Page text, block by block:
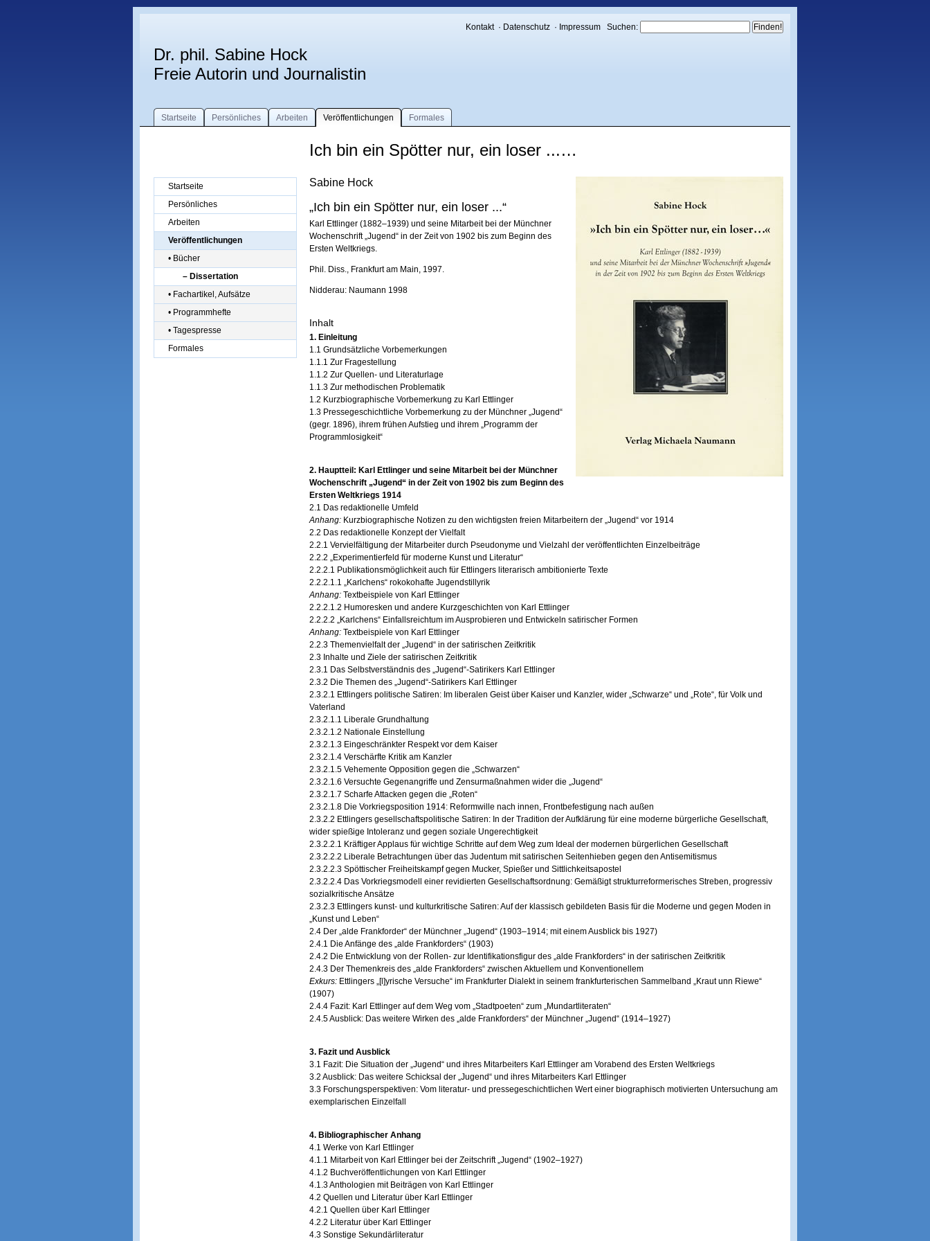
Kontakt · Datenschutz · Impressum Suchen:
Dr. phil. Sabine Hock
Freie Autorin und Journalistin
Startseite Persönliches Arbeiten Veröffentlichungen Formales
Ich bin ein Spötter nur, ein loser ...…
Sabine Hock
„Ich bin ein Spötter nur, ein loser ...“
Karl Ettlinger (1882–1939) und seine Mitarbeit bei der Münchner
Wochenschrift „Jugend“ in der Zeit von 1902 bis zum Beginn des
Ersten Weltkriegs.
Phil. Diss., Frankfurt am Main, 1997.
Nidderau: Naumann 1998
Inhalt
1. Einleitung
1.1 Grundsätzliche Vorbemerkungen
1.1.1 Zur Fragestellung
1.1.2 Zur Quellen- und Literaturlage
1.1.3 Zur methodischen Problematik
1.2 Kurzbiographische Vorbemerkung zu Karl Ettlinger
1.3 Pressegeschichtliche Vorbemerkung zu der Münchner „Jugend“
(gegr. 1896), ihrem frühen Aufstieg und ihrem „Programm der
Programmlosigkeit“
2. Hauptteil: Karl Ettlinger und seine Mitarbeit bei der Münchner
Wochenschrift „Jugend“ in der Zeit von 1902 bis zum Beginn des
Ersten Weltkriegs 1914
2.1 Das redaktionelle Umfeld
Anhang:Kurzbiographische Notizen zu den wichtigsten freien Mitarbeitern der „Jugend“ vor 1914
2.2 Das redaktionelle Konzept der Vielfalt
2.2.1 Vervielfältigung der Mitarbeiter durch Pseudonyme und Vielzahl der veröffentlichten Einzelbeiträge
2.2.2 „Experimentierfeld für moderne Kunst und Literatur“
2.2.2.1 Publikationsmöglichkeit auch für Ettlingers literarisch ambitionierte Texte
2.2.2.1.1 „Karlchens“ rokokohafte Jugendstillyrik
Anhang:Textbeispiele von Karl Ettlinger
2.2.2.1.2 Humoresken und andere Kurzgeschichten von Karl Ettlinger
2.2.2.2 „Karlchens“ Einfallsreichtum im Ausprobieren und Entwickeln satirischer Formen
Anhang:Textbeispiele von Karl Ettlinger
2.2.3 Themenvielfalt der „Jugend“ in der satirischen Zeitkritik
2.3 Inhalte und Ziele der satirischen Zeitkritik
2.3.1 Das Selbstverständnis des „Jugend“-Satirikers Karl Ettlinger
2.3.2 Die Themen des „Jugend“-Satirikers Karl Ettlinger
2.3.2.1 Ettlingers politische Satiren: Im liberalen Geist über Kaiser und Kanzler, wider „Schwarze“ und „Rote“, für Volk und
Vaterland
2.3.2.1.1 Liberale Grundhaltung
2.3.2.1.2 Nationale Einstellung
2.3.2.1.3 Eingeschränkter Respekt vor dem Kaiser
2.3.2.1.4 Verschärfte Kritik am Kanzler
2.3.2.1.5 Vehemente Opposition gegen die „Schwarzen“
2.3.2.1.6 Versuchte Gegenangriffe und Zensurmaßnahmen wider die „Jugend“
2.3.2.1.7 Scharfe Attacken gegen die „Roten“
2.3.2.1.8 Die Vorkriegsposition 1914: Reformwille nach innen, Frontbefestigung nach außen
2.3.2.2 Ettlingers gesellschaftspolitische Satiren: In der Tradition der Aufklärung für eine moderne bürgerliche Gesellschaft,
wider spießige Intoleranz und gegen soziale Ungerechtigkeit
2.3.2.2.1 Kräftiger Applaus für wichtige Schritte auf dem Weg zum Ideal der modernen bürgerlichen Gesellschaft
2.3.2.2.2 Liberale Betrachtungen über das Judentum mit satirischen Seitenhieben gegen den Antisemitismus
2.3.2.2.3 Spöttischer Freiheitskampf gegen Mucker, Spießer und Sittlichkeitsapostel
2.3.2.2.4 Das Vorkriegsmodell einer revidierten Gesellschaftsordnung: Gemäßigt strukturreformerisches Streben, progressiv
sozialkritische Ansätze
2.3.2.3 Ettlingers kunst- und kulturkritische Satiren: Auf der klassisch gebildeten Basis für die Moderne und gegen Moden in
„Kunst und Leben“
2.4 Der „alde Frankforder“ der Münchner „Jugend“ (1903–1914; mit einem Ausblick bis 1927)
2.4.1 Die Anfänge des „alde Frankforders“ (1903)
2.4.2 Die Entwicklung von der Rollen- zur Identifikationsfigur des „alde Frankforders“ in der satirischen Zeitkritik
2.4.3 Der Themenkreis des „alde Frankforders“ zwischen Aktuellem und Konventionellem
Exkurs:Ettlingers „[l]yrische Versuche“ im Frankfurter Dialekt in seinem frankfurterischen Sammelband „Kraut unn Riewe“
(1907)
2.4.4 Fazit: Karl Ettlinger auf dem Weg vom „Stadtpoeten“ zum „Mundartliteraten“
2.4.5 Ausblick: Das weitere Wirken des „alde Frankforders“ der Münchner „Jugend“ (1914–1927)
3. Fazit und Ausblick
3.1 Fazit: Die Situation der „Jugend“ und ihres Mitarbeiters Karl Ettlinger am Vorabend des Ersten Weltkriegs
3.2 Ausblick: Das weitere Schicksal der „Jugend“ und ihres Mitarbeiters Karl Ettlinger
3.3 Forschungsperspektiven: Vom literatur- und pressegeschichtlichen Wert einer biographisch motivierten Untersuchung am
exemplarischen Einzelfall
4. Bibliographischer Anhang
4.1 Werke von Karl Ettlinger
4.1.1 Mitarbeit von Karl Ettlinger bei der Zeitschrift „Jugend“ (1902–1927)
4.1.2 Buchveröffentlichungen von Karl Ettlinger
4.1.3 Anthologien mit Beiträgen von Karl Ettlinger
4.2 Quellen und Literatur über Karl Ettlinger
4.2.1 Quellen über Karl Ettlinger
4.2.2 Literatur über Karl Ettlinger
4.3 Sonstige Sekundärliteratur
Startseite
Persönliches
Arbeiten
Veröffentlichungen
• Bücher
– Dissertation
• Fachartikel, Aufsätze
• Programmhefte
• Tagespresse
Formales